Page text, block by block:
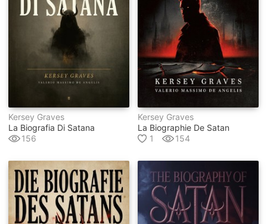
Kersey Graves
La Biografia Di Satana
156
Kersey Graves
La Biographie De Satan
1
154